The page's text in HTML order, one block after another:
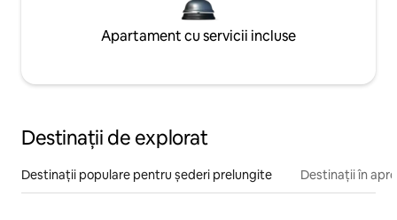
Apartament cu servicii incluse
Destinații de explorat
Destinații populare pentru șederi prelungite Destinații în